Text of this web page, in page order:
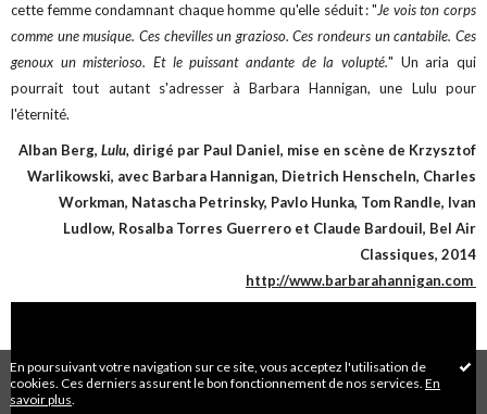
En poursuivant votre navigation sur ce site, vous acceptez l'utilisation de
cookies. Ces derniers assurent le bon fonctionnement de nos services. En
savoir plus
cette femme condamnant chaque homme qu'elle séduit : "Je vois ton corps
comme une musique. Ces chevilles un grazioso. Ces rondeurs un cantabile. Ces
genoux un misterioso. Et le puissant andante de la volupté." Un aria qui
pourrait tout autant s'adresser à Barbara Hannigan, une Lulu pour
l'éternité.
Alban Berg, Lulu, dirigé par Paul Daniel, mise en scène de Krzysztof
Warlikowski, avec Barbara Hannigan, Dietrich Henscheln, Charles
Workman, Natascha Petrinsky, Pavlo Hunka, Tom Randle, Ivan
Ludlow, Rosalba Torres Guerrero et Claude Bardouil, Bel Air
Classiques, 2014
http://www.barbarahannigan.com